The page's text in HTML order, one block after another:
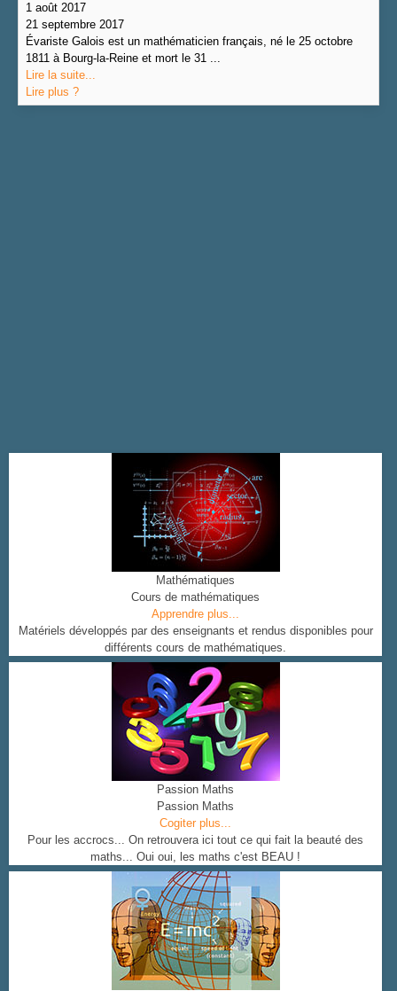
1 août 2017
21 septembre 2017
Évariste Galois est un mathématicien français, né le 25 octobre
1811 à Bourg-la-Reine et mort le 31 ...
Lire la suite...
Lire plus ?
Mathématiques
Cours de mathématiques
Apprendre plus...
Matériels développés par des enseignants et rendus disponibles pour
différents cours de mathématiques.
Passion Maths
Passion Maths
Cogiter plus...
Pour les accrocs... On retrouvera ici tout ce qui fait la beauté des
maths... Oui oui, les maths c'est BEAU !